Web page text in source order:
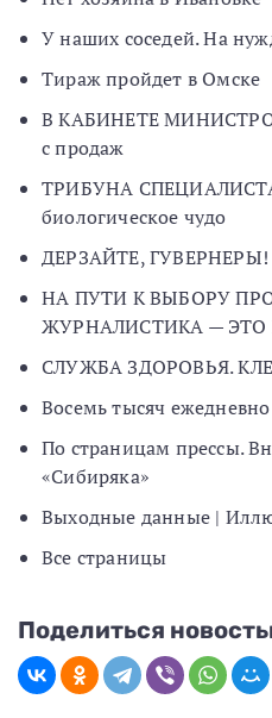
У наших соседей. На
Тираж пройдет в Омске
В КАБИНЕТЕ
с продаж
ТРИБУНА
биологическое чудо
ДЕРЗАЙТЕ, ГУВЕРНЕРЫ!
НА ПУТИ К ВЫБОРУ
ЖУРНАЛИСТИКА — ЭТО
СЛУЖБА ЗДОРОВЬЯ.
Восемь тысяч ежедневно
По страницам прессы.
«Сибиряка»
Выходные данные |
Все страницы
Поделиться